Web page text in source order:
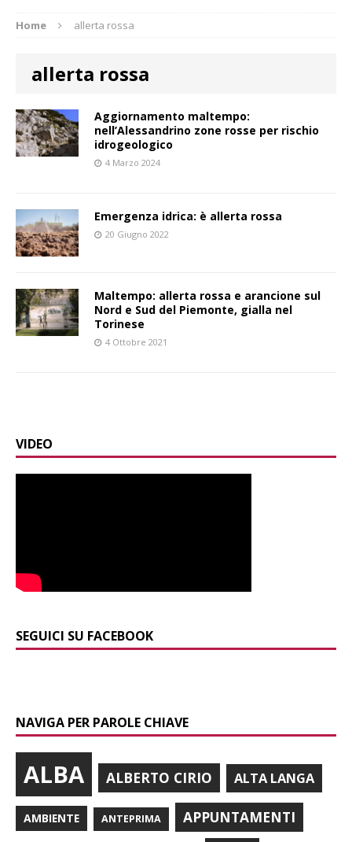
Home allerta rossa
allerta rossa
Aggiornamento maltempo:
nell’Alessandrino zone rosse per rischio
idrogeologico
4 Marzo 2024
Emergenza idrica: è allerta rossa
20 Giugno 2022
Maltempo: allerta rossa e arancione sul
Nord e Sud del Piemonte, gialla nel
Torinese
4 Ottobre 2021
VIDEO
SEGUICI SU FACEBOOK
NAVIGA PER PAROLE CHIAVE
ALBA ALBERTO CIRIO ALTA LANGA
AMBIENTE ANTEPRIMA APPUNTAMENTI